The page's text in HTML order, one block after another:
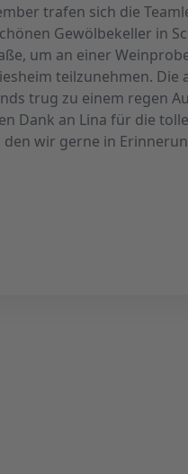
trafen sich die
Gewölbekeller in
um an einer
teilzunehmen.
trug zu einem regen
Dank an Lina für die
den wir gerne in